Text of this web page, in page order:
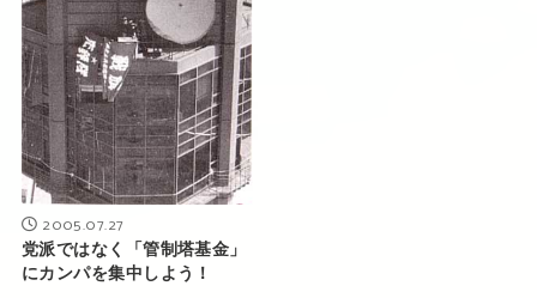
2005.07.27
党派ではなく「管制塔基金」
にカンパを集中しよう！